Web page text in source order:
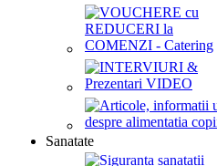
Sanatate